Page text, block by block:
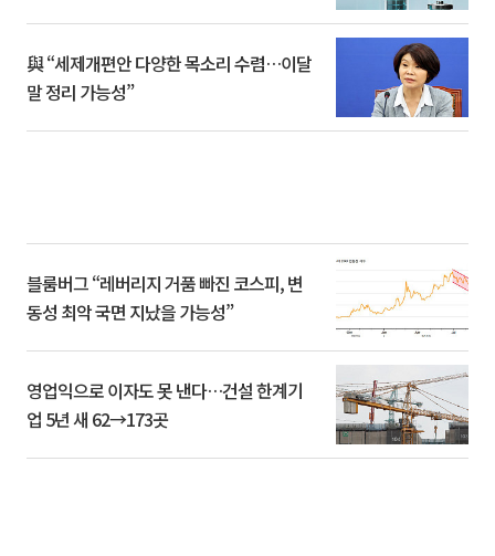
與 “세제개편안 다양한 목소리 수렴…이달
말 정리 가능성”
블룸버그 “레버리지 거품 빠진 코스피, 변
동성 최악 국면 지났을 가능성”
영업익으로 이자도 못 낸다…건설 한계기
업 5년 새 62→173곳